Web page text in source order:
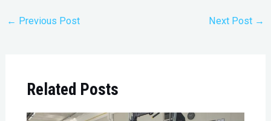
← Previous Post Next Post →
Related Posts